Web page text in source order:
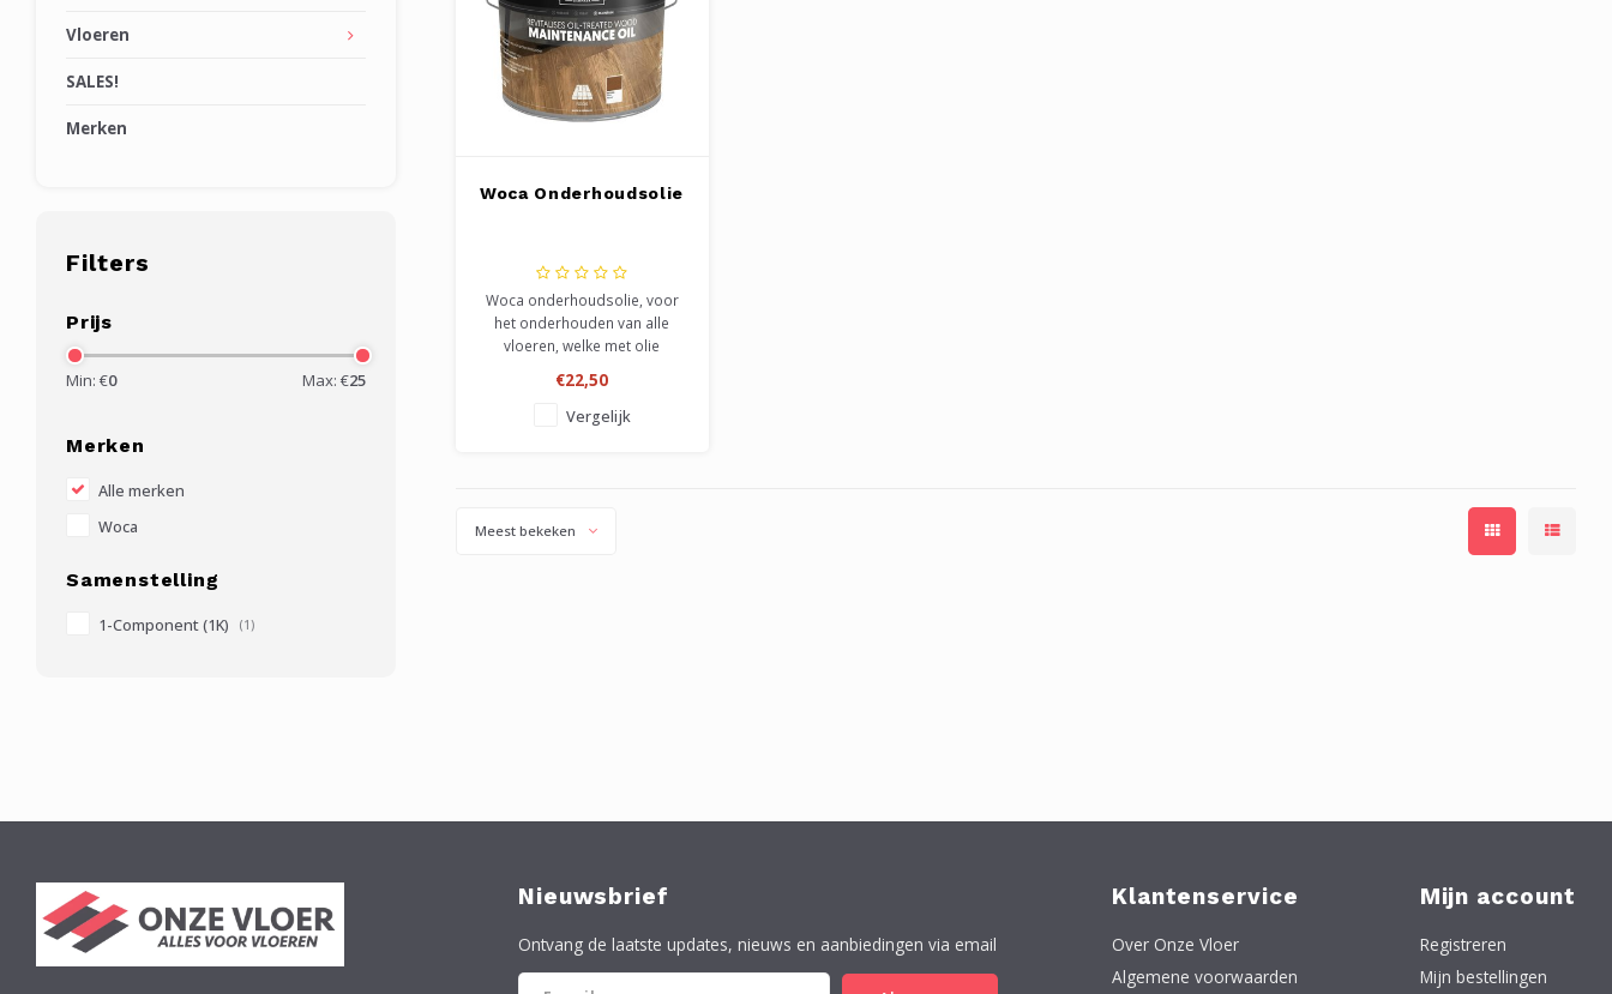
Vloeren
SALES!
Merken
Filters
Prijs
Min: €0 Max: €25
Merken
Alle merken
Woca
Samenstelling
1-Component (1K) (1)
Woca Onderhoudsolie
Woca onderhoudsolie, voor
het onderhouden van alle
vloeren, welke met olie
in 5 kleuren, naturel, wit, extra
wit, grijs en bruin. Makkelijk te
€22,50
Vergelijk
Meest bekeken
Nieuwsbrief
Ontvang de laatste updates, nieuws en aanbiedingen via email
Klantenservice
Over Onze Vloer
Algemene voorwaarden
Mijn account
Registreren
Mijn bestellingen